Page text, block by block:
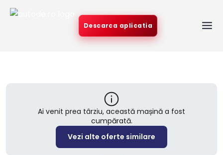
Descarca aplicatia
Ai venit prea târziu, această mașină a fost
cumpărată.
Vezi alte oferte similare